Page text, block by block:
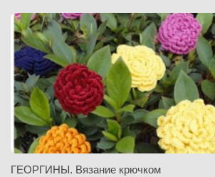
ГЕОРГИНЫ. Вязание крючком